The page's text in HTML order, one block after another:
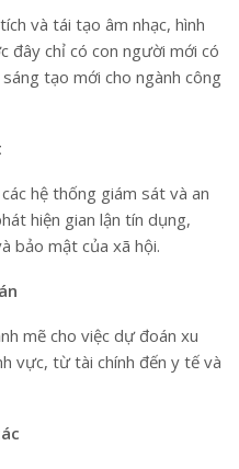
và tái tạo âm nhạc, hình
đây chỉ có con người mới có
tạo mới cho ngành công
hệ thống giám sát và an
hiện gian lận tín dụng,
bảo mật của xã hội.
mẽ cho việc dự đoán xu
vực, từ tài chính đến y tế và